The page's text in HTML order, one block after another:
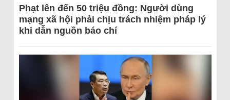
Phạt lên đến 50 triệu đồng: Người dùng
mạng xã hội phải chịu trách nhiệm pháp lý
khi dẫn nguồn báo chí